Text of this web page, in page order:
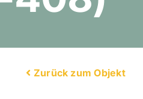
Zurück zum Objekt